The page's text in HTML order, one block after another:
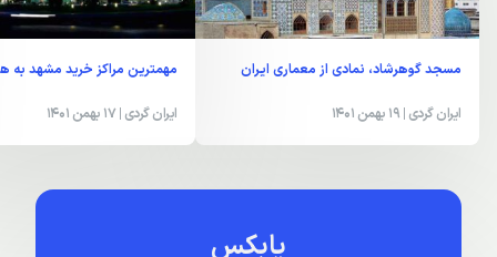
مسجد گوهرشاد، نمادی از معماری ایران
ایران گردی | 19 بهمن 1401
مهمترین مراکز خرید مشهد به
ایران گردی | 17 بهمن 1401
یابکس